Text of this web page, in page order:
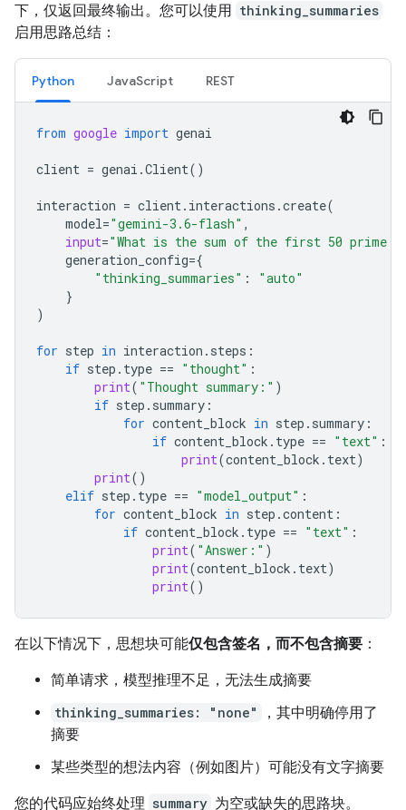
下，仅返回最终输出。您可以使用 thinking_summaries
启用思路总结：
Python JavaScript REST
from google import genai
client = genai .Client()
interaction = client. interactions .create(
model="gemini-3.6-flash" ,
input="What is the sum of the first 50 prime
generation_config={
"thinking_summaries" :
"auto"
}
)
for step in interaction . steps :
if step . type == "thought" :
print( "Thought summary:" )
if step . summary :
for content_block in step . summary :
if content_block . type == "text" :
print(content_block . text)
print()
elif step . type == "model_output" :
for content_block in step .content :
if content_block . type == "text" :
print( "Answer:" )
print(content_block . text)
print()
在以下情况下，思想块可能仅包含签名，而不包含摘要 ：
简单请求，模型推理不足，无法生成摘要
thinking_summaries: "none"
，其中明确停用了
摘要
某些类型的想法内容（例如图片）可能没有文字摘要
您的代码应始终处理 summary 为空或缺失的思路块。